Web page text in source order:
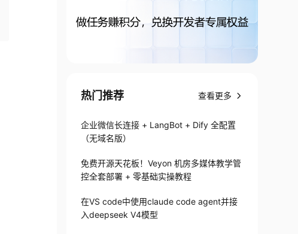
热门推荐 查看更多
企业微信长连接 + LangBot + Dify 全配置
（无域名版）
免费开源天花板！Veyon 机房多媒体教学管
控全套部署 + 零基础实操教程
在VS code中使用claude code agent并接
入deepseek V4模型